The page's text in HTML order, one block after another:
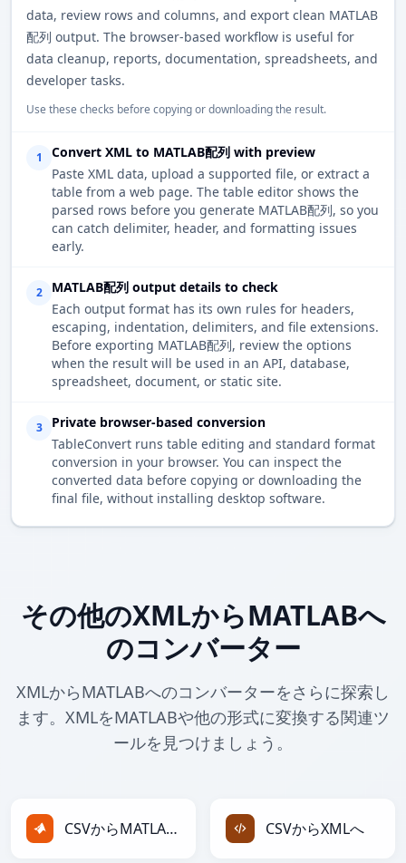
data, review rows and columns, and export clean MATLAB
配列 output. The browser-based workflow is useful for
data cleanup, reports, documentation, spreadsheets, and
developer tasks.
Use these checks before copying or downloading the result.
1
Convert XML to MATLAB配列 with preview
Paste XML data, upload a supported file, or extract a
table from a web page. The table editor shows the
parsed rows before you generate MATLAB配列, so you
can catch delimiter, header, and formatting issues
early.
2
MATLAB配列 output details to check
Each output format has its own rules for headers,
escaping, indentation, delimiters, and file extensions.
Before exporting MATLAB配列, review the options
when the result will be used in an API, database,
spreadsheet, document, or static site.
3
Private browser-based conversion
TableConvert runs table editing and standard format
conversion in your browser. You can inspect the
converted data before copying or downloading the
final file, without installing desktop software.
その他のXMLからMATLABへ
のコンバーター
XMLからMATLABへのコンバーターをさらに探索し
ます。XMLをMATLABや他の形式に変換する関連ツ
ールを見つけましょう。
CSVからMATLABへ CSVからXMLへ